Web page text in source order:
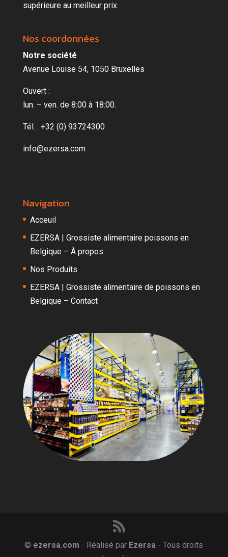
supérieure au meilleur prix.
Nos coordonnées
Notre société
Avenue Louise 54, 1050 Bruxelles
Ouvert :
lun. – ven. de 8:00 à 18:00.
Tél. : +32 (0) 93724300
info@ezersa.com
Navigation
Acceuil
EZERSA | Grossiste alimentaire poissons en
Belgique – À propos
Nos Produits
EZERSA | Grossiste alimentaire de poissons en
Belgique – Contact
© ezersa.com - Réalisé par Ezersa - Tous droits